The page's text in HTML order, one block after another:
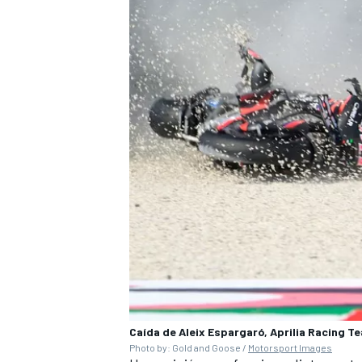
MÁS CATEGORÍAS
Caída de Aleix Espargaró, Aprilia Racing
Photo by: Gold and Goose / Motorsport Images